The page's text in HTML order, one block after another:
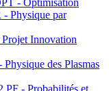
- Optimisation
Physique par
Innovation
des Plasmas
- Probabilités et